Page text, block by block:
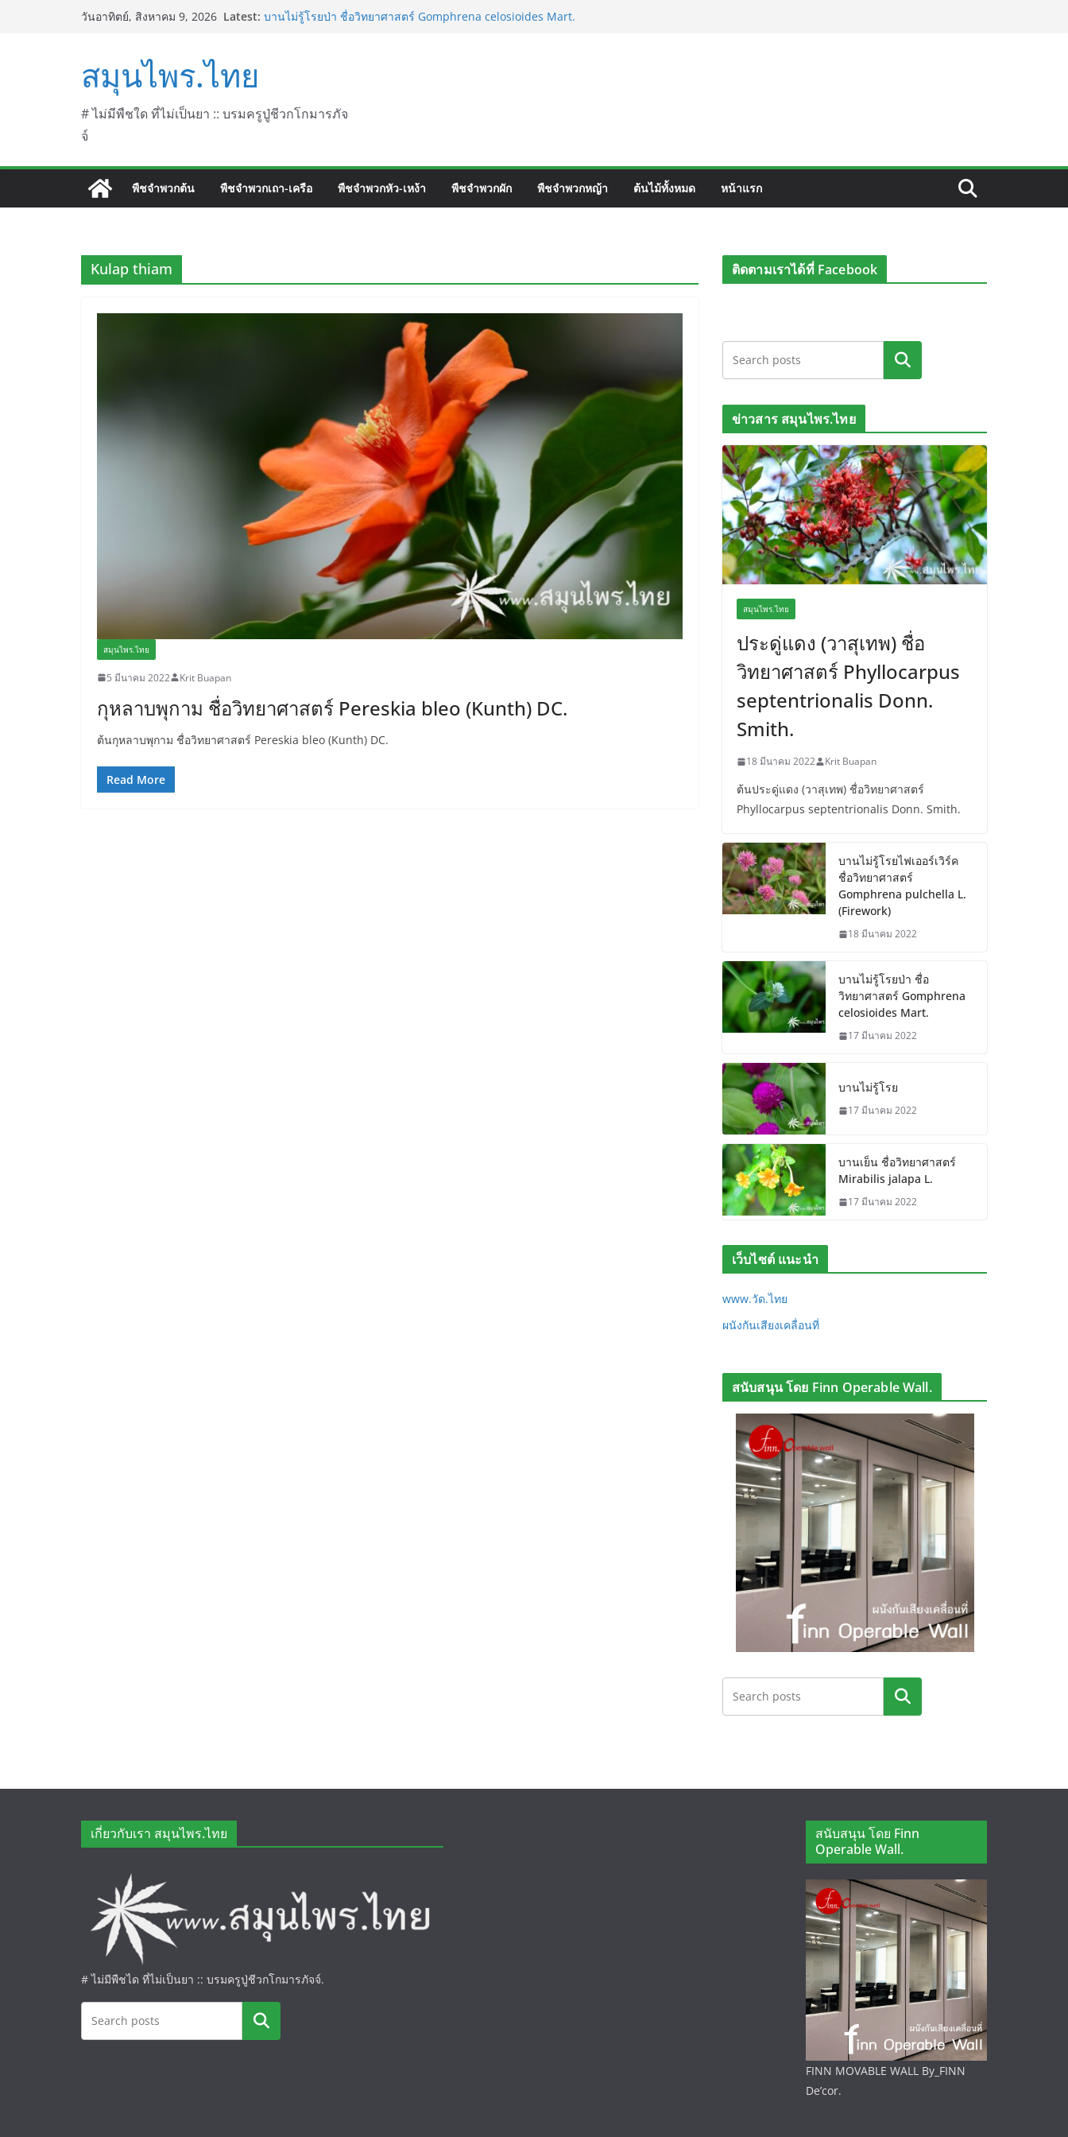
วันอาทิตย์, สิงหาคม 9, 2026 Latest: บานไม่รู้โรยไฟเออร์เวิร์ค ชื่อวิทยาศาสตร์ Gomphrena pulchella
L. (Firework)
septentrionalis Donn. Smith.
สมุนไพร.ไทย
# ไม่มีพืชใด ที่ไม่เป็นยา :: บรมครูปู่ชีวกโกมารภัจ
จ์
พืชจำพวกต้น พืชจำพวกเถา-เครือ พืชจำพวกหัว-เหง้า พืชจำพวกผัก พืชจำพวกหญ้า ต้นไม้ทั้งหมด หน้าแรก
Kulap thiam
สมุนไพร.ไทย
5 มีนาคม 2022 Krit Buapan
กุหลาบพุกาม ชื่อวิทยาศาสตร์ Pereskia bleo (Kunth) DC.
ต้นกุหลาบพุกาม ชื่อวิทยาศาสตร์ Pereskia bleo (Kunth) DC.
Read More
ติดตามเราได้ที่ Facebook
ค้นหา
ข่าวสาร สมุนไพร.ไทย
สมุนไพร.ไทย
ประดู่แดง (วาสุเทพ) ชื่อ
วิทยาศาสตร์ Phyllocarpus
septentrionalis Donn.
Smith.
18 มีนาคม 2022 Krit Buapan
ต้นประดู่แดง (วาสุเทพ) ชื่อวิทยาศาสตร์
Phyllocarpus septentrionalis Donn. Smith.
บานไม่รู้โรยไฟเออร์เวิร์ค
ชื่อวิทยาศาสตร์
Gomphrena pulchella L.
(Firework)
18 มีนาคม 2022
บานไม่รู้โรยป่า ชื่อ
วิทยาศาสตร์ Gomphrena
celosioides Mart.
17 มีนาคม 2022
บานไม่รู้โรย
17 มีนาคม 2022
บานเย็น ชื่อวิทยาศาสตร์
Mirabilis jalapa L.
17 มีนาคม 2022
เว็บไซต์ แนะนำ
www.วัด.ไทย
ผนังกันเสียงเคลื่อนที่
สนับสนุน โดย Finn Operable Wall.
ค้นหา
เกี่ยวกับเรา สมุนไพร.ไทย
# ไม่มีพืชได ที่ไม่เป็นยา :: บรมครูปู่ชีวกโกมารภัจจ์.
ค้นหา
สนับสนุน โดย Finn
Operable Wall.
FINN MOVABLE WALL By_FINN
De’cor.